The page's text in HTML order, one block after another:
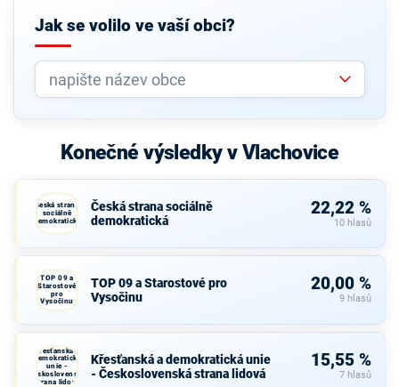
Jak se volilo ve vaší obci?
Konečné výsledky v Vlachovice
Česká strana
sociálně
demokratická
Česká strana sociálně
demokratická
22,22 %
10 hlasů
TOP 09 a
Starostové
pro
Vysočinu
TOP 09 a Starostové pro
Vysočinu
20,00 %
9 hlasů
Křesťanská a
demokratická
unie -
Československá
strana lidová
Křesťanská a demokratická unie
- Československá strana lidová
15,55 %
7 hlasů